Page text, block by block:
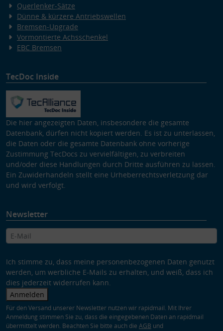
Querlenker-Sätze
Dünne & kürzere Antriebswellen
Bremsen-Upgrade
Vormontierte Achsschenkel
EBC Bremsen
TecDoc Inside
Die hier angezeigten Daten, insbesondere die gesamte
Datenbank, dürfen nicht kopiert werden. Es ist zu unterlassen,
die Daten oder die gesamte Datenbank ohne vorherige
Zustimmung TecDocs zu vervielfältigen, zu verbreiten
und/oder diese Handlungen durch Dritte ausführen zu lassen.
Ein Zuwiderhandeln stellt eine Urheberrechtsverletzung dar
und wird verfolgt.
Newsletter
Ich stimme zu, dass meine personenbezogenen Daten genutzt
werden, um werbliche E-Mails zu erhalten, und weiß, dass ich
dies jederzeit widerrufen kann.
Anmelden
Für den Versand unserer Newsletter nutzen wir rapidmail. Mit Ihrer
Anmeldung stimmen Sie zu, dass die eingegebenen Daten an rapidmail
übermittelt werden. Beachten Sie bitte auch die AGB und